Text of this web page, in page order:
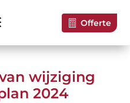
Offerte
wijziging
2024